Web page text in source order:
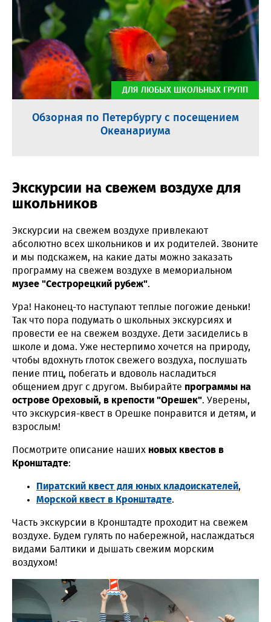
Обзорная по Петербургу с посещением
Океанариума
ДЛЯ ЛЮБЫХ ШКОЛЬНЫХ ГРУПП
Экскурсии на свежем воздухе для
школьников
Экскурсии на свежем воздухе привлекают
абсолютно всех школьников и их родителей. Звоните
и мы подскажем, на какие даты можно заказать
программу на свежем воздухе в мемориальном
музее "Сестрорецкий рубеж".
Ура! Наконец-то наступают теплые погожие деньки!
Так что пора подумать о школьных экскурсиях и
провести ее на свежем воздухе. Дети засиделись в
школе и дома. Уже нестерпимо хочется на природу,
чтобы вдохнуть глоток свежего воздуха, послушать
пение птиц, побегать и вдоволь насладиться
общением друг с другом. Выбирайте программы на
острове Ореховый, в крепости "Орешек". Уверены,
что экскурсия-квест в Орешке понравится и детям, и
взрослым!
Посмотрите описание наших новых квестов в
Кронштадте:
Пиратский квест для юных кладоискателей,
Морской квест в Кронштадте.
Часть экскурсии в Кронштадте проходит на свежем
воздухе. Будем гулять по набережной, наслаждаться
видами Балтики и дышать свежим морским
воздухом!